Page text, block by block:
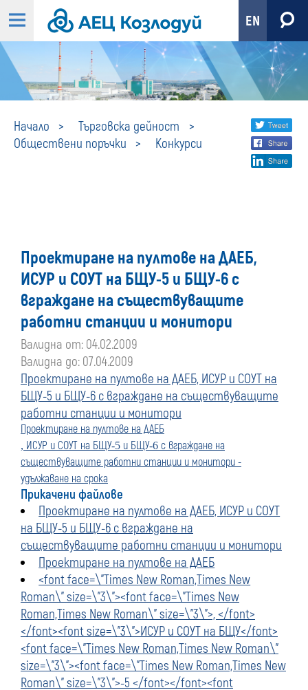
EN
Начало
Търговска дейност
Обществени поръчки
Конкурси
Конкурси
Share
social
Проектиране на пултове на ДАЕБ,
ИСУР и СОУТ на БЩУ-5 и БЩУ-6 с
вграждане на съществуващите
работни станции и монитори
Валидна от: 04.02.2009
Валидна до: 07.04.2009
Проектиране на пултове на ДАЕБ, ИСУР и СОУТ на
БЩУ-5 и БЩУ-6 с вграждане на съществуващите
работни станции и монитори
Проектиране на пултове на ДАЕБ
, ИСУР и СОУТ на БЩУ-5 и БЩУ-6 с вграждане на
съществуващите работни станции и монитори -
удължаване на срока
Прикачени файлове
Проектиране на пултове на ДАЕБ, ИСУР и СОУТ
на БЩУ-5 и БЩУ-6 с вграждане на
съществуващите работни станции и монитори
Проектиране на пултове на ДАЕБ
<font face=\"Times New Roman,Times New
Roman\" size=\"3\"><font face=\"Times New
Roman,Times New Roman\" size=\"3\">, </font>
</font><font size=\"3\">ИСУР и СОУТ на БЩУ</font>
<font face=\"Times New Roman,Times New Roman\"
size=\"3\"><font face=\"Times New Roman,Times New
Roman\" size=\"3\">-5 </font></font><font